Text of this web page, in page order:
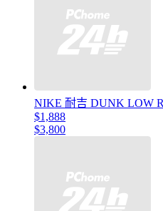
NIKE 耐吉 DUNK LOW
$1,888
$3,800